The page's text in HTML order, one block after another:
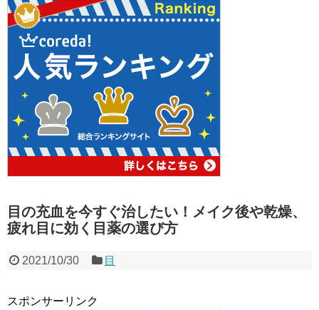
目の充血を今すぐ治したい！メイク後や乾燥、
疲れ目に効く目薬の選び方
2021/10/30 目
スポンサーリンク